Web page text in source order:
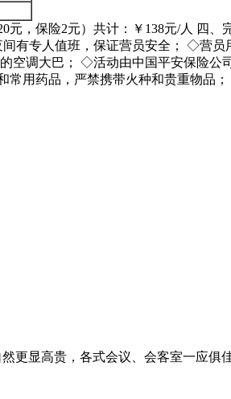
，保险2元）共计：￥138元/人 四
专人值班，保证营员安全； ◇营员
空调大巴； ◇活动由中国平安保险
用药品，严禁携带火种和贵重物
更显高贵，各式会议、会客室一应俱